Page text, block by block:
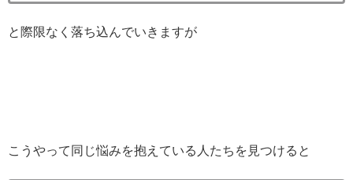
と際限なく落ち込んでいきますが
こうやって同じ悩みを抱えている人たちを見つけると